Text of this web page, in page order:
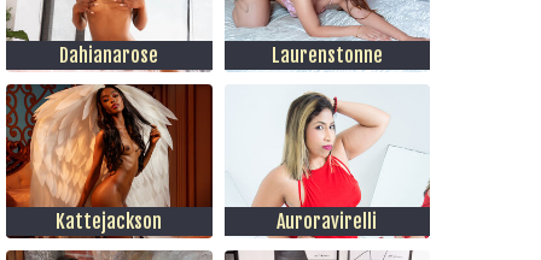
Dahianarose Laurenstonne
Kattejackson Auroravirelli